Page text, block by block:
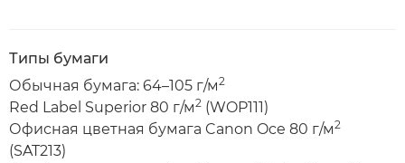
Типы бумаги
Обычная бумага: 64–105 г/м2
Red Label Superior 80 г/м2 (WOP111)
Офисная цветная бумага Canon Oce 80 г/м2
(SAT213)